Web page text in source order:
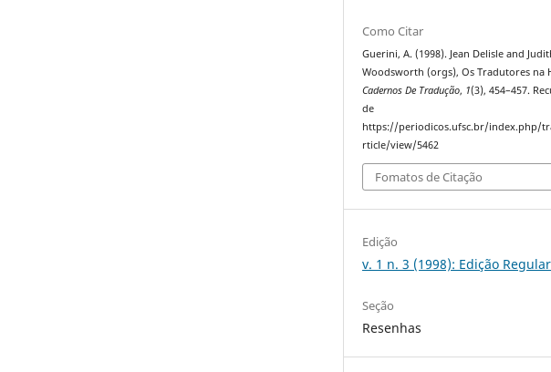
Como Citar
Guerini, A. (1998). Jean Delisle and
Woodsworth (orgs), Os Tradutores na
Cadernos De Tradução, 1(3), 454–457.
de
https://periodicos.ufsc.br/index.php/
rticle/view/5462
Fomatos de Citação
Edição
v. 1 n. 3 (1998): Edição Regular
Seção
Resenhas